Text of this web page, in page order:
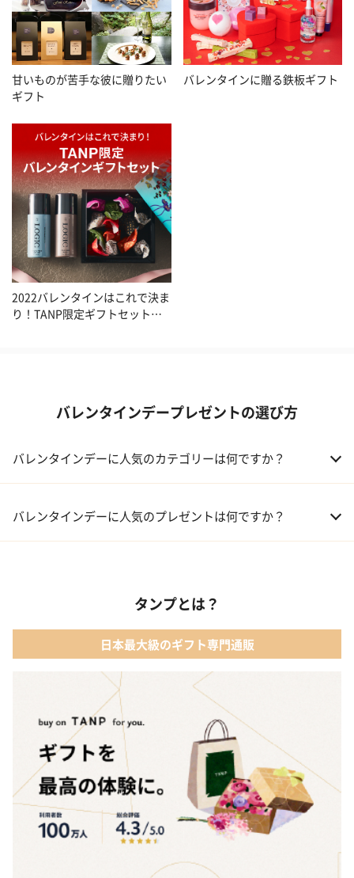
甘いものが苦手な彼に贈りたい
ギフト
バレンタインに贈る鉄板ギフト
2022バレンタインはこれで決ま
り！TANP限定ギフトセット特
バレンタインデープレゼントの選び方
バレンタインデーに人気のカテゴリーは何ですか？
02 メイクアップ
04 ファッション小物
05 入浴剤・バスケア
バレンタインデーに人気のプレゼントは何ですか？
02 【名入れギフト】フラワーティントリップ［日本限定ピンクゴ
03 ショコラフレナチュール
04 ＜クランチチョコレート＞ダーク＆ミルク＆キャラメル＆ホワ
イト 60g
05 葉山のショコラ・カロ＜4個入＞
タンプとは？
日本最大級のギフト専門通販